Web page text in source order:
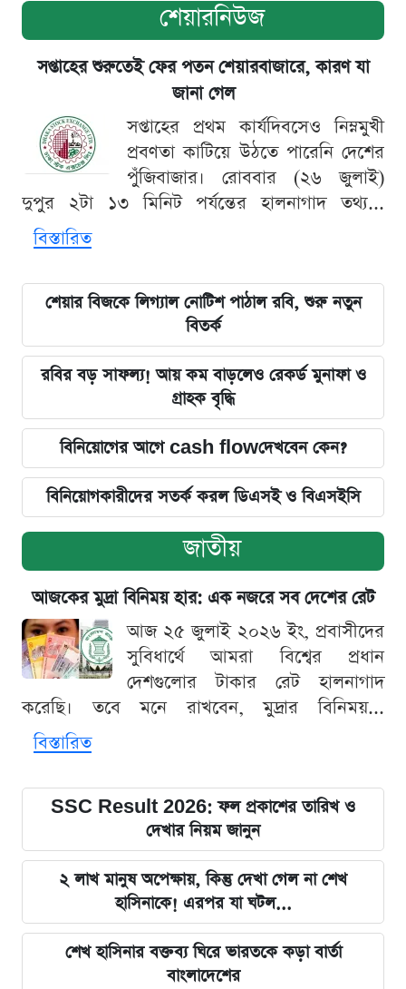
শেয়ারনিউজ
সপ্তাহের শুরুতেই ফের পতন শেয়ারবাজারে, কারণ যা
জানা গেল
সপ্তাহের প্রথম কার্যদিবসেও নিম্নমুখী
প্রবণতা কাটিয়ে উঠতে পারেনি দেশের
পুঁজিবাজার। রোববার (২৬ জুলাই)
দুপুর ২টা ১৩ মিনিট পর্যন্তের হালনাগাদ তথ্য...
বিস্তারিত
শেয়ার বিজকে লিগ্যাল নোটিশ পাঠাল রবি, শুরু নতুন
বিতর্ক
রবির বড় সাফল্য! আয় কম বাড়লেও রেকর্ড মুনাফা ও
গ্রাহক বৃদ্ধি
বিনিয়োগের আগে cash flowদেখবেন কেন?
বিনিয়োগকারীদের সতর্ক করল ডিএসই ও বিএসইসি
জাতীয়
আজকের মুদ্রা বিনিময় হার: এক নজরে সব দেশের রেট
আজ ২৫ জুলাই ২০২৬ ইং, প্রবাসীদের
সুবিধার্থে আমরা বিশ্বের প্রধান
দেশগুলোর টাকার রেট হালনাগাদ
করেছি। তবে মনে রাখবেন, মুদ্রার বিনিময়...
বিস্তারিত
SSC Result 2026: ফল প্রকাশের তারিখ ও
দেখার নিয়ম জানুন
২ লাখ মানুষ অপেক্ষায়, কিন্তু দেখা গেল না শেখ
হাসিনাকে! এরপর যা ঘটল...
শেখ হাসিনার বক্তব্য ঘিরে ভারতকে কড়া বার্তা
বাংলাদেশের